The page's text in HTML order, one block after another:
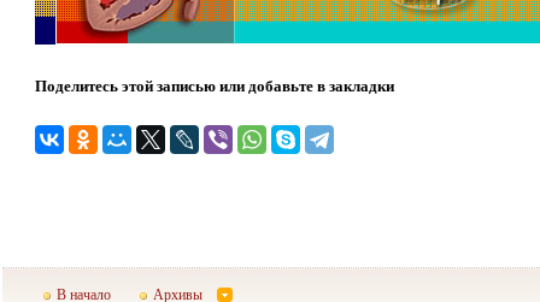
Поделитесь этой записью или добавьте в закладки
В начало Архивы